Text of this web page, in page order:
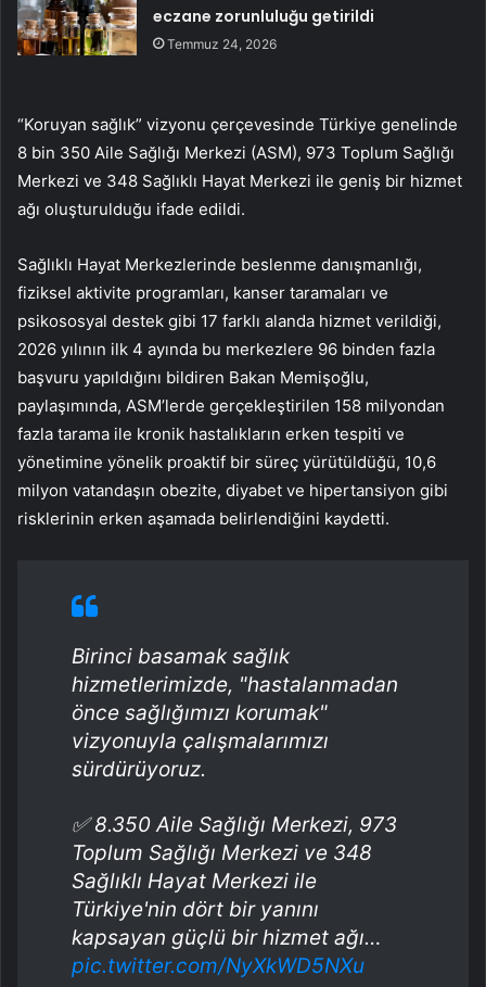
eczane zorunluluğu getirildi
Temmuz 24, 2026
“Koruyan sağlık” vizyonu çerçevesinde Türkiye genelinde
8 bin 350 Aile Sağlığı Merkezi (ASM), 973 Toplum Sağlığı
Merkezi ve 348 Sağlıklı Hayat Merkezi ile geniş bir hizmet
ağı oluşturulduğu ifade edildi.
Sağlıklı Hayat Merkezlerinde beslenme danışmanlığı,
fiziksel aktivite programları, kanser taramaları ve
psikososyal destek gibi 17 farklı alanda hizmet verildiği,
2026 yılının ilk 4 ayında bu merkezlere 96 binden fazla
başvuru yapıldığını bildiren Bakan Memişoğlu,
paylaşımında, ASM’lerde gerçekleştirilen 158 milyondan
fazla tarama ile kronik hastalıkların erken tespiti ve
yönetimine yönelik proaktif bir süreç yürütüldüğü, 10,6
milyon vatandaşın obezite, diyabet ve hipertansiyon gibi
risklerinin erken aşamada belirlendiğini kaydetti.
Birinci basamak sağlık
hizmetlerimizde, "hastalanmadan
önce sağlığımızı korumak"
vizyonuyla çalışmalarımızı
sürdürüyoruz.
✅ 8.350 Aile Sağlığı Merkezi, 973
Toplum Sağlığı Merkezi ve 348
Sağlıklı Hayat Merkezi ile
Türkiye'nin dört bir yanını
kapsayan güçlü bir hizmet ağı…
pic.twitter.com/NyXkWD5NXu